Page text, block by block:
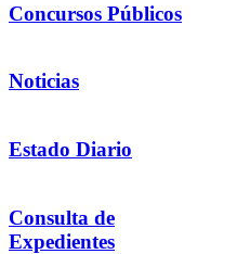
Concursos Públicos
Noticias
Estado Diario
Consulta de
Expedientes